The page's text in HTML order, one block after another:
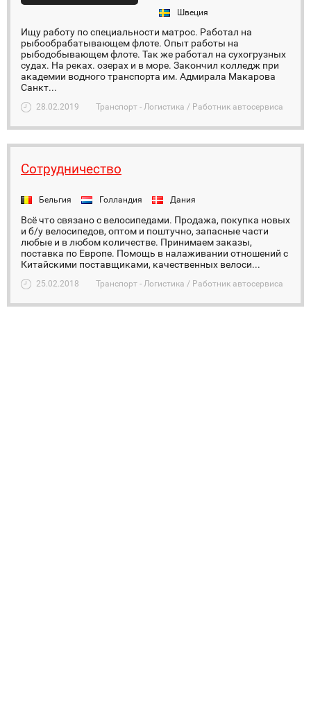
Швеция
Ищу работу по специальности матрос. Работал на
рыбообрабатывающем флоте. Опыт работы на
рыбодобывающем флоте. Так же работал на сухогрузных
судах. На реках. озерах и в море. Закончил колледж при
академии водного транспорта им. Адмирала Макарова
Санкт...
28.02.2019 Транспорт - Логистика / Работник автосервиса
Сотрудничество
Бельгия Голландия Дания
Всё что связано с велосипедами. Продажа, покупка новых
и б/у велосипедов, оптом и поштучно, запасные части
любые и в любом количестве. Принимаем заказы,
поставка по Европе. Помощь в налаживании отношений с
Китайскими поставщиками, качественных велоси...
25.02.2018 Транспорт - Логистика / Работник автосервиса